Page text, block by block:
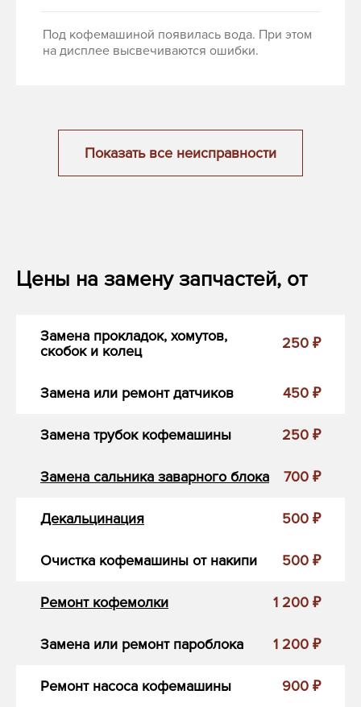
Под кофемашиной появилась вода. При этом
на дисплее высвечиваются ошибки.
Показать все неисправности
Цены на замену запчастей, от
Замена прокладок, хомутов,
скобок и колец
250 ₽
Замена или ремонт датчиков 450 ₽
Замена трубок кофемашины 250 ₽
Замена сальника заварного блока 700 ₽
Декальцинация 500 ₽
Очистка кофемашины от накипи 500 ₽
Ремонт кофемолки 1 200 ₽
Замена или ремонт пароблока 1 200 ₽
Ремонт насоса кофемашины 900 ₽